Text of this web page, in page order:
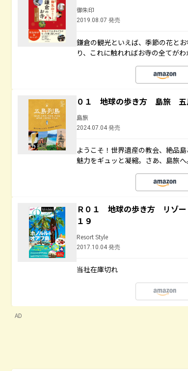
御朱印
2019.08.07 発売
鎌倉の観光といえば、季節の花と
り、これに触れればお寺の全てがわ
０１ 地球の歩き方 島旅
島旅
2024.07.04 発売
ようこそ！世界遺産の教会、絶品
魅力をギュッと凝縮。さあ、島旅へ
Ｒ０１ 地球の歩き方 リゾ
１９
Resort Style
2017.10.04 発売
当社在庫切れ
AD